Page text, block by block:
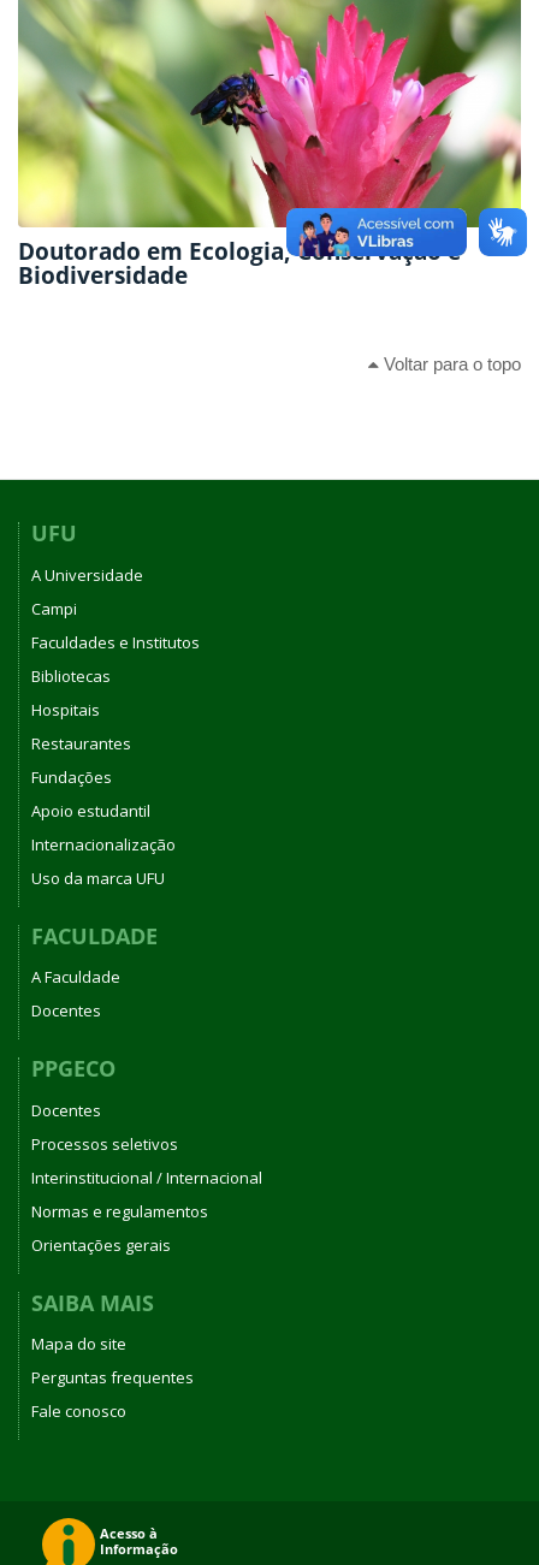
Doutorado em Ecologia, Conservação e
Biodiversidade
Voltar para o topo
UFU
A Universidade
Campi
Faculdades e Institutos
Bibliotecas
Hospitais
Restaurantes
Fundações
Apoio estudantil
Internacionalização
Uso da marca UFU
FACULDADE
A Faculdade
Docentes
PPGECO
Docentes
Processos seletivos
Interinstitucional / Internacional
Normas e regulamentos
Orientações gerais
SAIBA MAIS
Mapa do site
Perguntas frequentes
Fale conosco